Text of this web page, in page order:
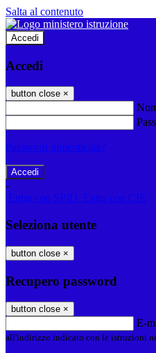
Salta al contenuto
Accedi
Accedi
button close ×
Password dimenticata?
-
Entra con SPID
Entra con CIE
Seleziona utente
button close ×
Recupero password
button close ×
E-
all'indirizzo indicato con le istruzioni